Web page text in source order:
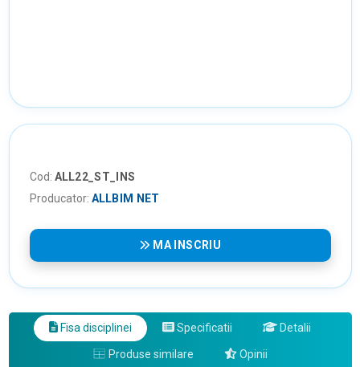
Cod: ALL22_ST_INS
Producator: ALLBIM NET
MA INSCRIU
Fisa disciplinei Specificatii Detalii
Produse similare Opinii